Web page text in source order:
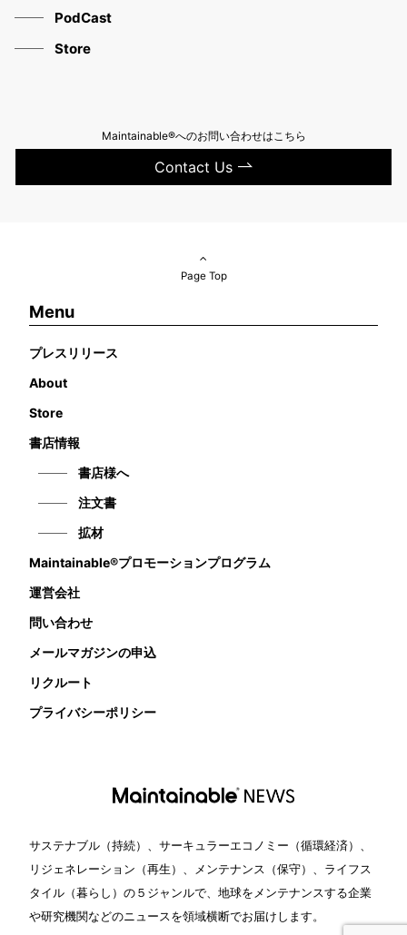
PodCast
Store
Maintainable®へのお問い合わせはこちら
Contact Us
Page Top
Menu
プレスリリース
About
Store
書店情報
書店様へ
注文書
拡材
Maintainable®プロモーションプログラム
運営会社
問い合わせ
メールマガジンの申込
リクルート
プライバシーポリシー
サステナブル（持続）、サーキュラーエコノミー（循環経済）、
リジェネレーション（再生）、メンテナンス（保守）、ライフス
タイル（暮らし）の５ジャンルで、地球をメンテナンスする企業
や研究機関などのニュースを領域横断でお届けします。